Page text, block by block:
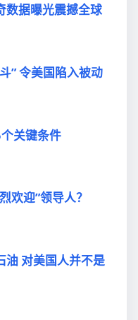
数据曝光震撼全球
” 令美国陷入被动
关键条件
欢迎”领导人？
油 对美国人并不是